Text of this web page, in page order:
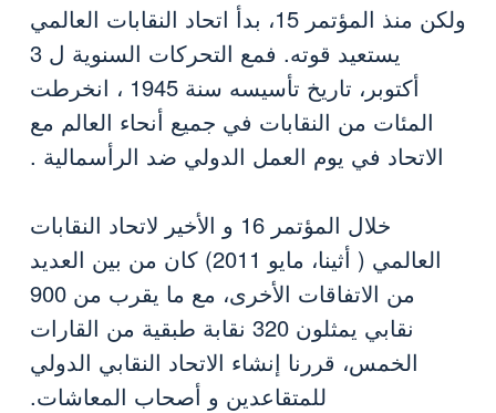
ولكن منذ المؤتمر 15، بدأ اتحاد النقابات العالمي
يستعيد قوته. فمع التحركات السنوية ل 3
أكتوبر، تاريخ تأسيسه سنة 1945 ، انخرطت
المئات من النقابات في جميع أنحاء العالم مع
الاتحاد في يوم العمل الدولي ضد الرأسمالية .
خلال المؤتمر 16 و الأخير لاتحاد النقابات
العالمي ( أثينا، مايو 2011) كان من بين العديد
من الاتفاقات الأخرى، مع ما يقرب من 900
نقابي يمثلون 320 نقابة طبقية من القارات
الخمس، قررنا إنشاء الاتحاد النقابي الدولي
للمتقاعدين و أصحاب المعاشات.